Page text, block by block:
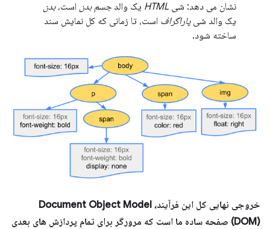
نشان می دهد: شی HTML یک والد جسم بدن است،بدن
یک والد شیپاراگراف است، تا زمانی که کل نمایش سند
ساخته شود.
خروجی نهایی کل این فرآیند، Document Object Model
(DOM) صفحه ساده ما است که مرورگر برای تمام پردازش های بعدی